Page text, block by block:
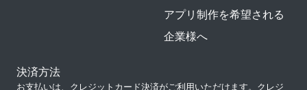
アプリ制作を希望される
企業様へ
決済方法
お支払いは、クレジットカード決済がご利用いただけます。クレジ